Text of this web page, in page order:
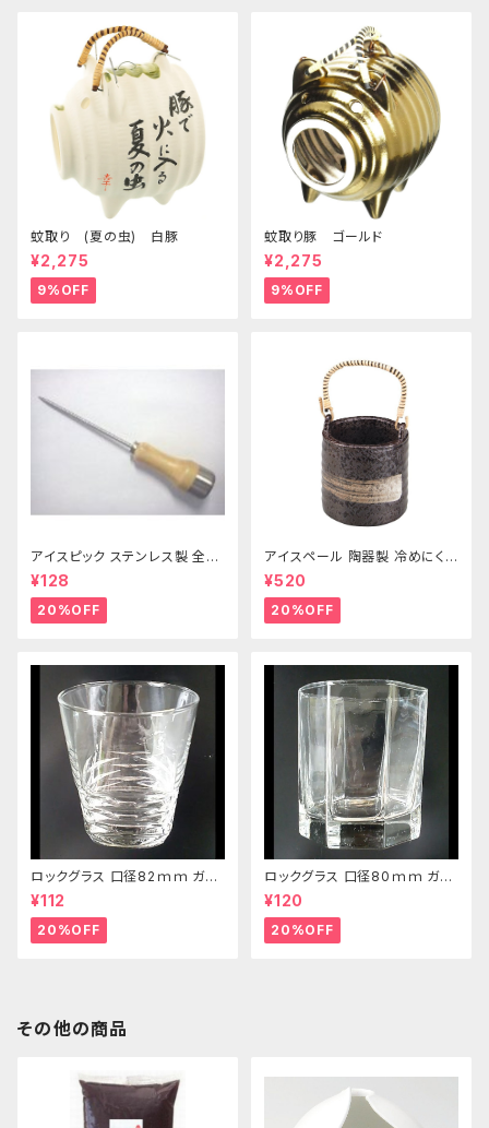
蚊取り (夏の虫) 白豚
¥2,275
9%OFF
蚊取り豚 ゴールド
¥2,275
9%OFF
アイスピック ステンレス製 全長
215ｍｍ
¥128
20%OFF
アイスペール 陶器製 冷めにくい
二重構造 860ml
¥520
20%OFF
ロックグラス 口径82ｍｍ ガラ
ス製 250cc
¥112
20%OFF
ロックグラス 口径80ｍｍ ガラ
ス製 220cc
¥120
20%OFF
その他の商品